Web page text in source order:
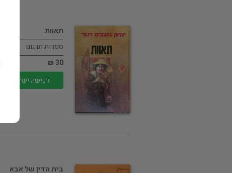
תאוות
ספרות תרגום
30 ₪
רכישה ישירה
בית הדין של אבא